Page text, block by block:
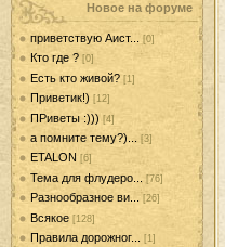
Новое на форуме
приветствую Аист... [0]
Кто где ? [0]
Есть кто живой? [1]
Приветик!) [12]
ПРиветы :))) [4]
а помните тему?)... [3]
ETALON [6]
Тема для флудеро... [76]
Разнообразное ви... [26]
Всякое [128]
Правила дорожног... [1]